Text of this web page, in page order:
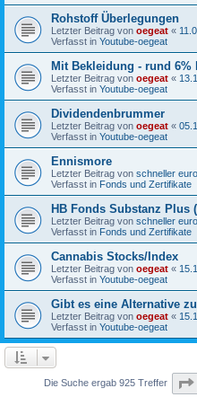
Rohstoff Überlegungen
Letzter Beitrag von oegeat «
Verfasst in Youtube-oegeat
Mit Bekleidung - rund 6%
Letzter Beitrag von oegeat «
Verfasst in Youtube-oegeat
Dividendenbrummer
Letzter Beitrag von oegeat «
Verfasst in Youtube-oegeat
Ennismore
Letzter Beitrag von schneller euro
Verfasst in Fonds und Zertifikate
HB Fonds Substanz Plus
Letzter Beitrag von schneller euro
Verfasst in Fonds und Zertifikate
Cannabis Stocks/Index
Letzter Beitrag von oegeat «
Verfasst in Youtube-oegeat
Gibt es eine Alternative
Letzter Beitrag von oegeat «
Verfasst in Youtube-oegeat
Die Suche ergab 925 Treffer